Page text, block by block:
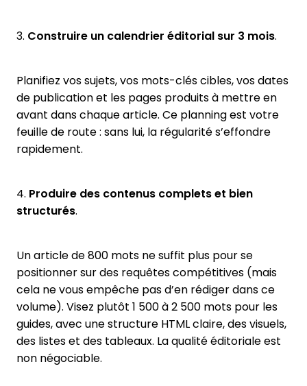
3. Construire un calendrier éditorial sur 3 mois.
Planifiez vos sujets, vos mots-clés cibles, vos dates
de publication et les pages produits à mettre en
avant dans chaque article. Ce planning est votre
feuille de route : sans lui, la régularité s’effondre
rapidement.
4. Produire des contenus complets et bien
structurés.
Un article de 800 mots ne suffit plus pour se
positionner sur des requêtes compétitives (mais
cela ne vous empêche pas d’en rédiger dans ce
volume). Visez plutôt 1 500 à 2 500 mots pour les
guides, avec une structure HTML claire, des visuels,
des listes et des tableaux. La qualité éditoriale est
non négociable.